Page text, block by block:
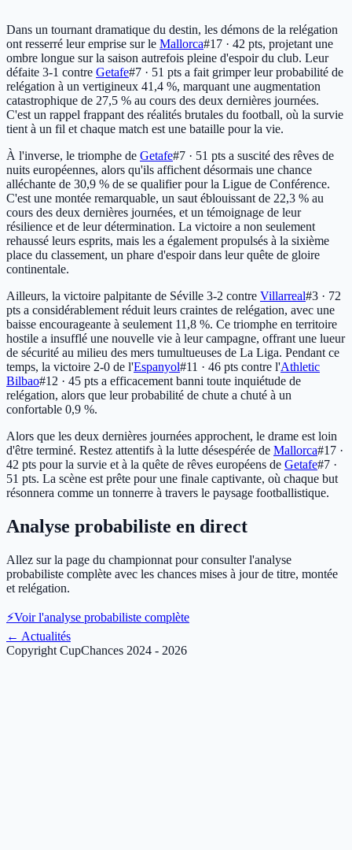
Dans un tournant dramatique du destin, les démons de la relégation
ont resserré leur emprise sur le Mallorca#17 · 42 pts, projetant une
ombre longue sur la saison autrefois pleine d'espoir du club. Leur
défaite 3-1 contre Getafe#7 · 51 pts a fait grimper leur probabilité de
relégation à un vertigineux 41,4 %, marquant une augmentation
catastrophique de 27,5 % au cours des deux dernières journées.
C'est un rappel frappant des réalités brutales du football, où la survie
tient à un fil et chaque match est une bataille pour la vie.
À l'inverse, le triomphe de Getafe#7 · 51 pts a suscité des rêves de
nuits européennes, alors qu'ils affichent désormais une chance
alléchante de 30,9 % de se qualifier pour la Ligue de Conférence.
C'est une montée remarquable, un saut éblouissant de 22,3 % au
cours des deux dernières journées, et un témoignage de leur
résilience et de leur détermination. La victoire a non seulement
rehaussé leurs esprits, mais les a également propulsés à la sixième
place du classement, un phare d'espoir dans leur quête de gloire
continentale.
Ailleurs, la victoire palpitante de Séville 3-2 contre Villarreal#3 · 72
pts a considérablement réduit leurs craintes de relégation, avec une
baisse encourageante à seulement 11,8 %. Ce triomphe en territoire
hostile a insufflé une nouvelle vie à leur campagne, offrant une lueur
de sécurité au milieu des mers tumultueuses de La Liga. Pendant ce
temps, la victoire 2-0 de l'Espanyol#11 · 46 pts contre l'Athletic
Bilbao#12 · 45 pts a efficacement banni toute inquiétude de
relégation, alors que leur probabilité de chute a chuté à un
confortable 0,9 %.
Alors que les deux dernières journées approchent, le drame est loin
d'être terminé. Restez attentifs à la lutte désespérée de Mallorca#17 ·
42 pts pour la survie et à la quête de rêves européens de Getafe#7 ·
51 pts. La scène est prête pour une finale captivante, où chaque but
résonnera comme un tonnerre à travers le paysage footballistique.
Analyse probabiliste en direct
Allez sur la page du championnat pour consulter l'analyse
probabiliste complète avec les chances mises à jour de titre, montée
et relégation.
⚡Voir l'analyse probabiliste complète
← Actualités
Copyright CupChances 2024 - 2026